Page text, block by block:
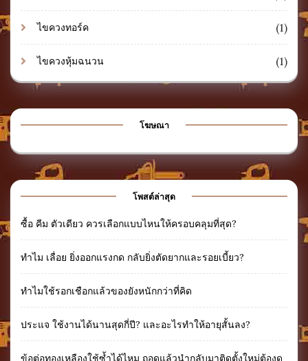
ไขควงทอร์ค (1)
ไขควงหุ้มฉนวน (1)
โฆษณา
โพสต์ล่าสุด
ซื้อ คีม ตัวเดียว ควรเลือกแบบไหนให้ครอบคลุมที่สุด?
ทำไม เลื่อย ยิ่งออกแรงกด กลับยิ่งตัดยากและรอยเบี้ยว?
ทำไมใช้รอกเชือกแล้วของยังหนักกว่าที่คิด
ประแจ ใช้งานได้นานสุดกี่ปี? และอะไรทำให้อายุสั้นลง?
ข้อต่อทองเหลืองใช้ซ้ำได้ไหม ถอดแล้วนำกลับมาติดตั้งใหม่ต้องดู